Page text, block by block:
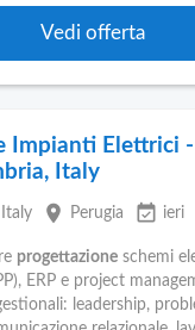
Vedi offerta
Impianti Elettrici
Italy
place Perugia event_available ieri
progettazione schemi
ERP e project
leadership,